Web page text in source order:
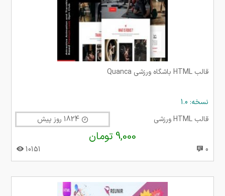
قالب HTML باشگاه ورزشی Quanca
نسخه: 1.0
قالب HTML ورزشی
1824 روز پیش
9,000 تومان
0
10151